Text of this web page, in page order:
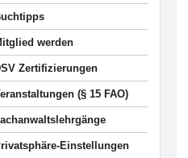
werden
Zertifizierungen
(§ 15 FAO)
Einstellungen